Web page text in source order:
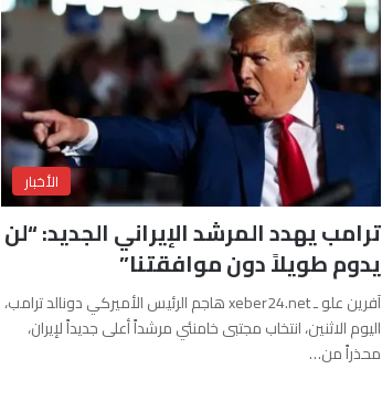
الأخبار
ترامب يهدد المرشد الإيراني الجديد: “لن
يدوم طويلاً دون موافقتنا”
آفرين علو ـ xeber24.net هاجم الرئيس الأميركي دونالد ترامب،
اليوم الاثنين، انتخاب مجتبى خامنئي مرشداً أعلى جديداً لإيران،
محذراً من…